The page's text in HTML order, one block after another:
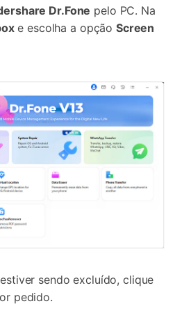
Dr.Fone pelo PC. Na
e escolha a opção Screen
sendo excluído, clique
pedido.